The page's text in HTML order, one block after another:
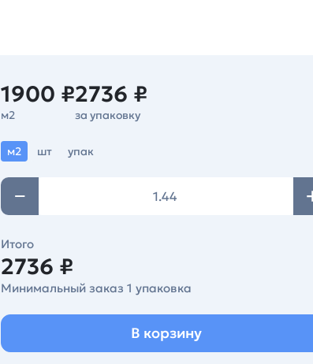
1900 ₽
м2
2736 ₽
за упаковку
м2 шт упак
Итого
2736 ₽
Минимальный заказ 1 упаковка
В корзину